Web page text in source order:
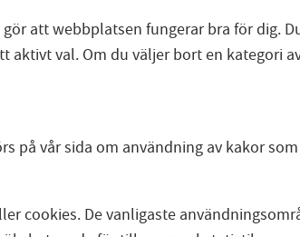
att webbplatsen fungerar bra för dig.
val. Om du väljer bort en kategori
på vår sida om användning av kakor
cookies. De vanligaste